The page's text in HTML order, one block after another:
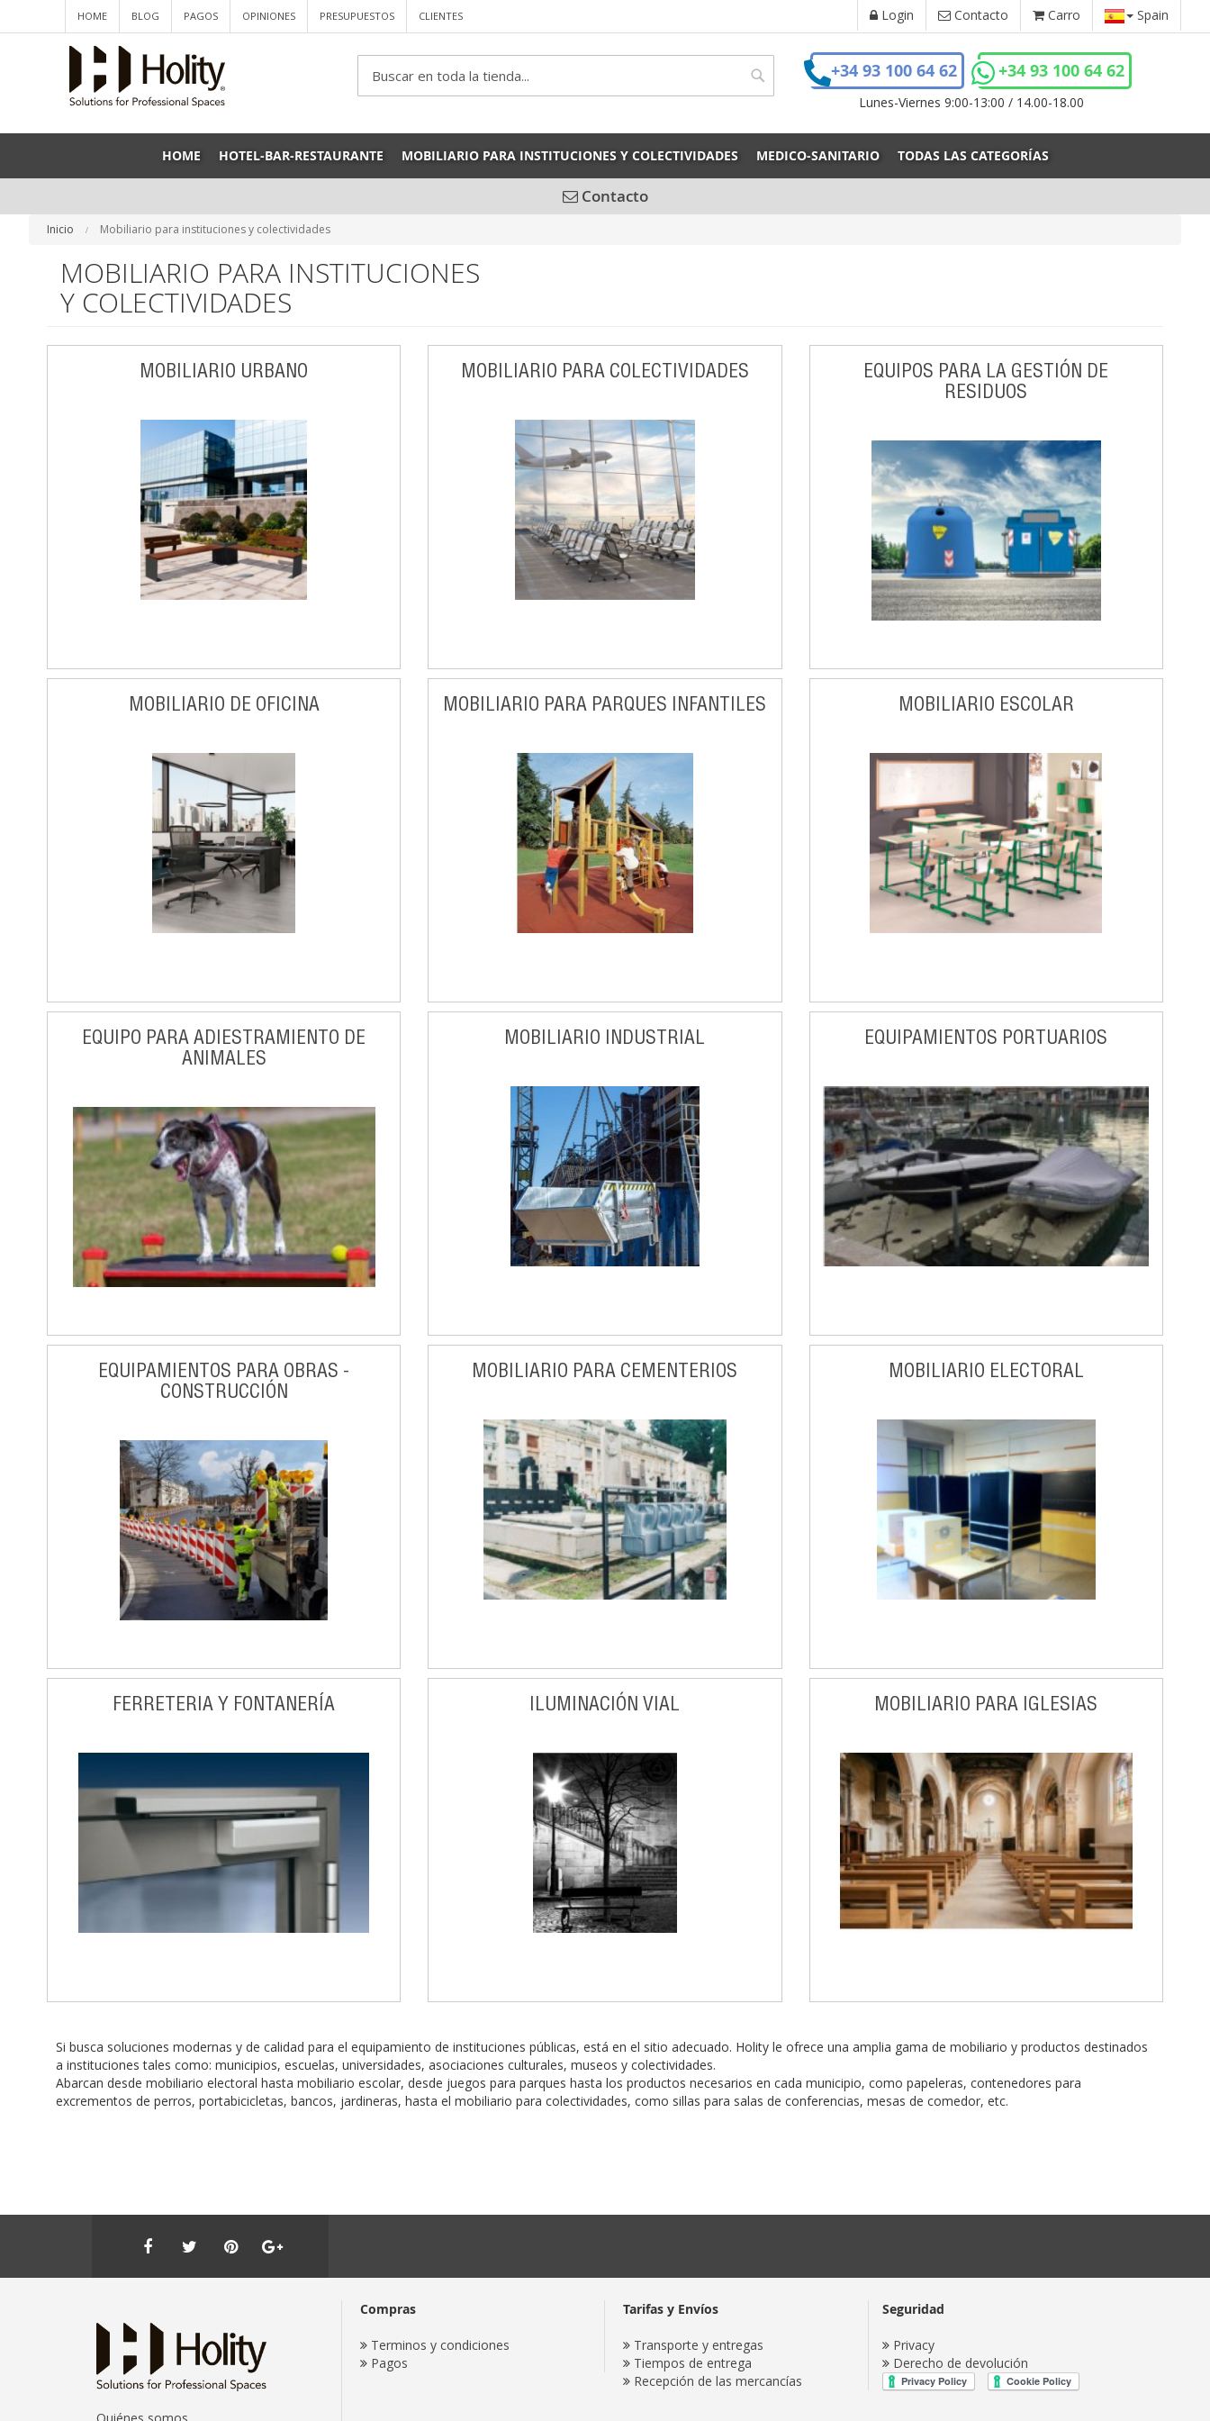
HOME BLOG PAGOS OPINIONES PRESUPUESTOS CLIENTES Login Contacto Carro Spain
Search
Search
+34 93 100 64 62 +34 93 100 64 62
Lunes-Viernes 9:00-13:00 / 14.00-18.00
HOME HOTEL-BAR-RESTAURANTE MOBILIARIO PARA INSTITUCIONES Y COLECTIVIDADES MEDICO-SANITARIO TODAS LAS CATEGORÍAS
Contacto
Inicio Mobiliario para instituciones y colectividades
MOBILIARIO PARA INSTITUCIONES
Y COLECTIVIDADES
MOBILIARIO URBANO MOBILIARIO PARA COLECTIVIDADES
EQUIPOS PARA LA GESTIÓN DE
RESIDUOS
MOBILIARIO DE OFICINA MOBILIARIO PARA PARQUES INFANTILES MOBILIARIO ESCOLAR
EQUIPO PARA ADIESTRAMIENTO DE
ANIMALES
MOBILIARIO INDUSTRIAL EQUIPAMIENTOS PORTUARIOS
EQUIPAMIENTOS PARA OBRAS -
CONSTRUCCIÓN
MOBILIARIO PARA CEMENTERIOS MOBILIARIO ELECTORAL
FERRETERIA Y FONTANERÍA ILUMINACIÓN VIAL MOBILIARIO PARA IGLESIAS
Si busca soluciones modernas y de calidad para el equipamiento de instituciones públicas, está en el sitio adecuado. Holity le ofrece una amplia gama de mobiliario y productos destinados
a instituciones tales como: municipios, escuelas, universidades, asociaciones culturales, museos y colectividades.
Abarcan desde mobiliario electoral hasta mobiliario escolar, desde juegos para parques hasta los productos necesarios en cada municipio, como papeleras, contenedores para
excrementos de perros, portabicicletas, bancos, jardineras, hasta el mobiliario para colectividades, como sillas para salas de conferencias, mesas de comedor, etc.
Compras
Terminos y condiciones
Pagos
Tarifas y Envíos
Transporte y entregas
Tiempos de entrega
Recepción de las mercancías
Seguridad
Privacy
Derecho de devolución